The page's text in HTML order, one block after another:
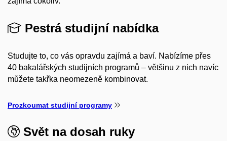
Pestrá studijní nabídka
Studujte to, co vás opravdu zajímá a baví. Nabízíme přes
40 bakalářských studijních programů – většinu z nich navíc
můžete takřka neomezeně kombinovat.
Prozkoumat studijní programy
Svět na dosah ruky